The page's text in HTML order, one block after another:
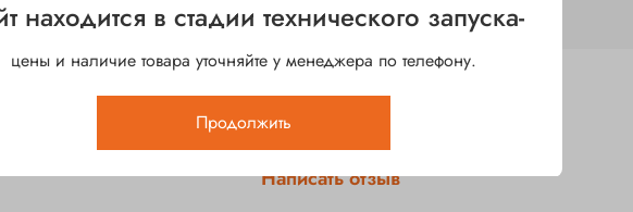
бруса и МДФ
"Бескромочная" технология, окутывание
Стекло
Белый сатинат - белое сатинированное с
отпечатки пальцев
39
Эко-шпон
Отзывы
Отзывов еще никто не оставлял
Написать отзыв
находится в стадии технического запуска-
цены и наличие товара уточняйте у менеджера по телефону.
Продолжить